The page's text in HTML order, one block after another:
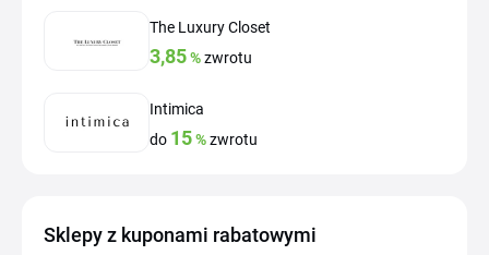
The Luxury Closet
3,85%zwrotu
Intimica
do 15%zwrotu
Sklepy z kuponami rabatowymi